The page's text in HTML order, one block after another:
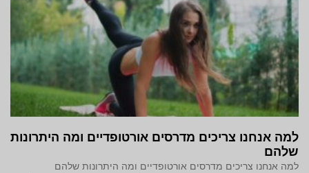
למה אנחנו צריכים מדרסים אורטופדיים ומה היתרונות
שלהם
למה אנחנו צריכים מדרסים אורטופדיים ומה היתרונות שלהם